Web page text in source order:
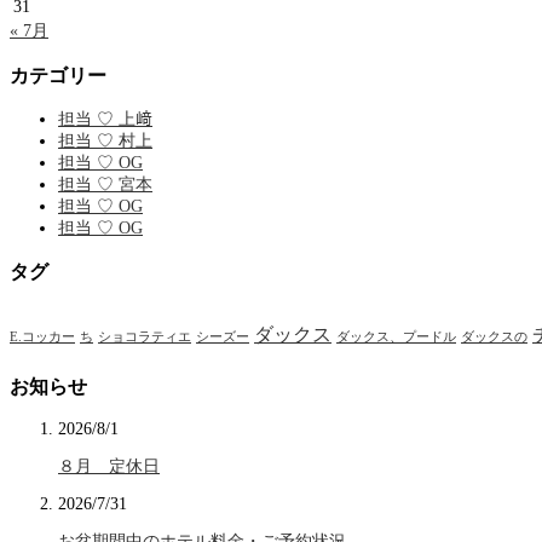
31
« 7月
カテゴリー
担当 ♡ 上﨑
担当 ♡ 村上
担当 ♡ OG
担当 ♡ 宮本
担当 ♡ OG
担当 ♡ OG
タグ
E.コッカー ち ショコラティエ シーズー ダックス ダックス、プードル ダックスの
お知らせ
2026/8/1
８月 定休日
2026/7/31